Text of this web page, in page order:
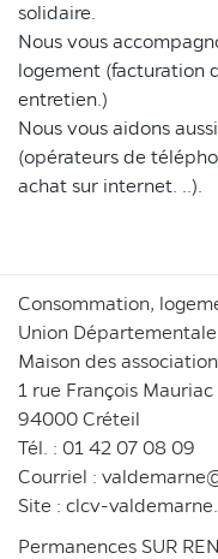
solidaire.
Nous vous
logement (facturation
entretien.)
Nous vous aidons
(opérateurs de
achat sur internet. ..).
Consommation,
Union
Maison des
1 rue François Mauriac
94000 Créteil
Tél. : 01 42 07 08 09
Courriel :
Site : clcv-
Permanences SUR